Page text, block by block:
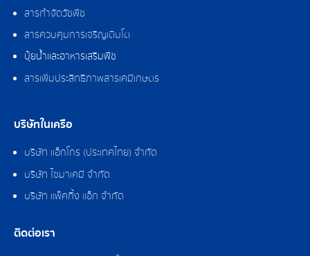
สารกำจัดวัชพืช
สารควบคุมการเจริญเติบโต
ปุ๋ยน้ำและอาหารเสริมพืช
สารเพิ่มประสิทธิภาพสารเคมีเกษตร
บริษัทในเครือ
บริษัท แอ็กโกร (ประเทศไทย) จำกัด
บริษัท ไซมาเคมี จำกัด
บริษัท แพ็คกิ้ง แอ็ก จำกัด
ติดต่อเรา